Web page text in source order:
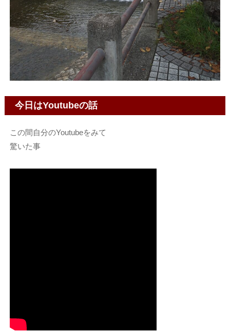
今日はYoutubeの話
この間自分のYoutubeをみて
驚いた事